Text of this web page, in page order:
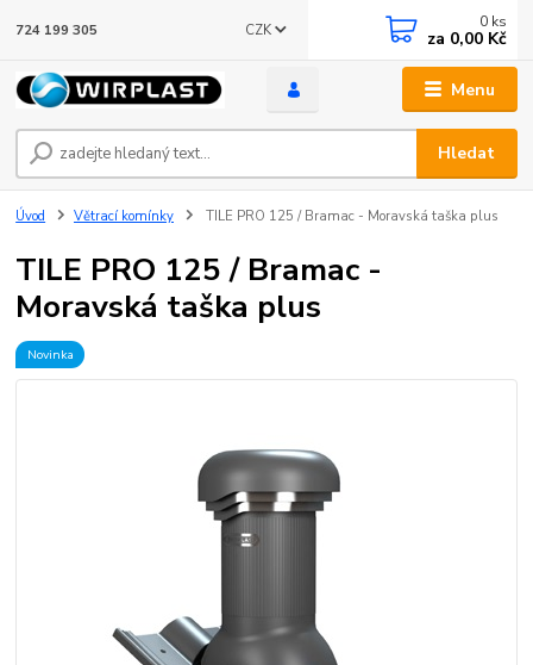
Menu
CZK
Hledat
724 199 305 0 ks
za 0,00 Kč
Úvod Větrací komínky TILE PRO 125 / Bramac - Moravská taška plus
TILE PRO 125 / Bramac -
Moravská taška plus
Novinka